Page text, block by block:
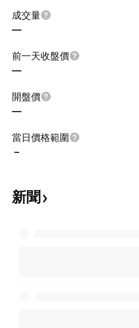
成交量
—
前一天收盤價
—
開盤價
—
當日價格範圍
–
新聞